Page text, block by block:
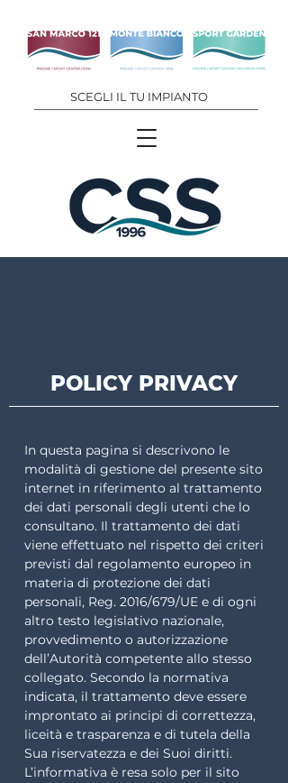
SCEGLI IL TU IMPIANTO
POLICY PRIVACY
In questa pagina si descrivono le
modalità di gestione del presente sito
internet in riferimento al trattamento
dei dati personali degli utenti che lo
consultano. Il trattamento dei dati
viene effettuato nel rispetto dei criteri
previsti dal regolamento europeo in
materia di protezione dei dati
personali, Reg. 2016/679/UE e di ogni
altro testo legislativo nazionale,
provvedimento o autorizzazione
dell’Autorità competente allo stesso
collegato. Secondo la normativa
indicata, il trattamento deve essere
improntato ai principi di correttezza,
liceità e trasparenza e di tutela della
Sua riservatezza e dei Suoi diritti.
L’informativa è resa solo per il sito